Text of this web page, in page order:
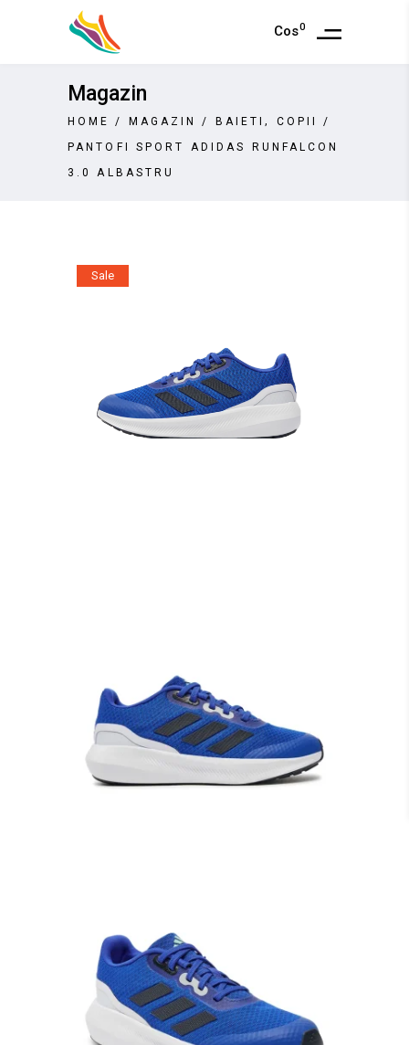
Cos0
Magazin
HOME / MAGAZIN / BAIETI, COPII
/
PANTOFI SPORT ADIDAS RUNFALCON
3.0 ALBASTRU
Sale